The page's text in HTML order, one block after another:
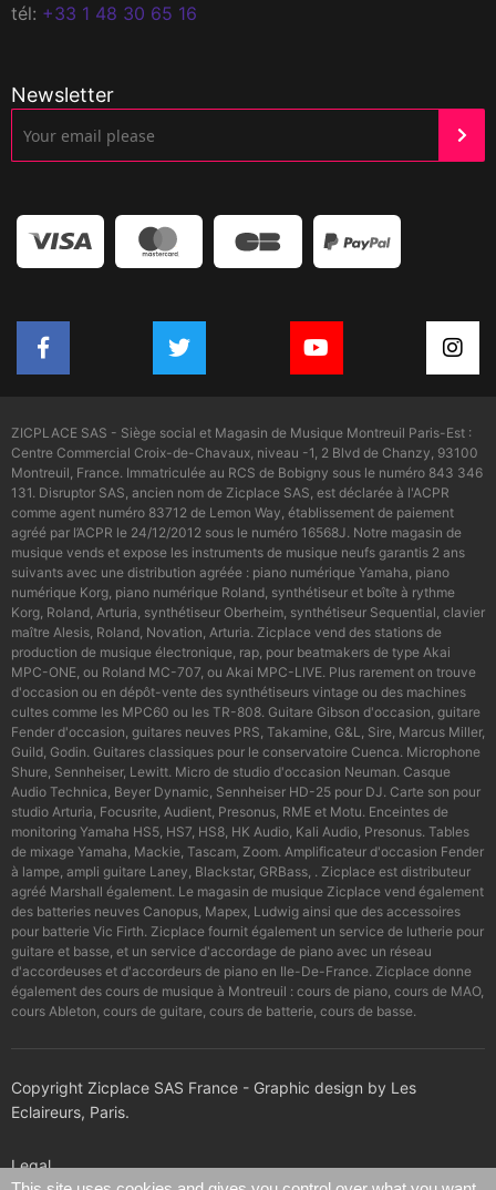
tél: +33 1 48 30 65 16
Newsletter
ZICPLACE SAS - Siège social et Magasin de Musique Montreuil Paris-Est :
Centre Commercial Croix-de-Chavaux, niveau -1, 2 Blvd de Chanzy, 93100
Montreuil, France. Immatriculée au RCS de Bobigny sous le numéro 843 346
131. Disruptor SAS, ancien nom de Zicplace SAS, est déclarée à l'ACPR
comme agent numéro 83712 de Lemon Way, établissement de paiement
agréé par l’ACPR le 24/12/2012 sous le numéro 16568J. Notre magasin de
musique vends et expose les instruments de musique neufs garantis 2 ans
suivants avec une distribution agréée : piano numérique Yamaha, piano
numérique Korg, piano numérique Roland, synthétiseur et boîte à rythme
Korg, Roland, Arturia, synthétiseur Oberheim, synthétiseur Sequential, clavier
maître Alesis, Roland, Novation, Arturia. Zicplace vend des stations de
production de musique électronique, rap, pour beatmakers de type Akai
MPC-ONE, ou Roland MC-707, ou Akai MPC-LIVE. Plus rarement on trouve
d'occasion ou en dépôt-vente des synthétiseurs vintage ou des machines
cultes comme les MPC60 ou les TR-808. Guitare Gibson d'occasion, guitare
Fender d'occasion, guitares neuves PRS, Takamine, G&L, Sire, Marcus Miller,
Guild, Godin. Guitares classiques pour le conservatoire Cuenca. Microphone
Shure, Sennheiser, Lewitt. Micro de studio d'occasion Neuman. Casque
Audio Technica, Beyer Dynamic, Sennheiser HD-25 pour DJ. Carte son pour
studio Arturia, Focusrite, Audient, Presonus, RME et Motu. Enceintes de
monitoring Yamaha HS5, HS7, HS8, HK Audio, Kali Audio, Presonus. Tables
de mixage Yamaha, Mackie, Tascam, Zoom. Amplificateur d'occasion Fender
à lampe, ampli guitare Laney, Blackstar, GRBass, . Zicplace est distributeur
agréé Marshall également. Le magasin de musique Zicplace vend également
des batteries neuves Canopus, Mapex, Ludwig ainsi que des accessoires
pour batterie Vic Firth. Zicplace fournit également un service de lutherie pour
guitare et basse, et un service d'accordage de piano avec un réseau
d'accordeuses et d'accordeurs de piano en Ile-De-France. Zicplace donne
également des cours de musique à Montreuil : cours de piano, cours de MAO,
cours Ableton, cours de guitare, cours de batterie, cours de basse.
Copyright Zicplace SAS France - Graphic design by Les
Eclaireurs, Paris.
Legal